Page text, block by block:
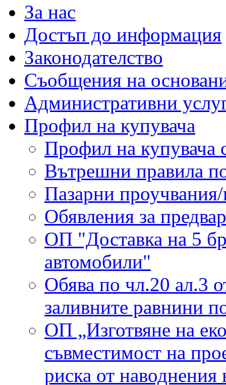
За нас
Достъп до информация
Законодателство
Съобщения на
Административни
Профил на купувача
Профил на купувача
Вътрешни правила
Пазарни
Обявления за
ОП "Доставка на 5
автомобили"
Обява по чл.20 ал.3
заливните равнини
ОП „Изготвяне на
съвместимост на
риска от